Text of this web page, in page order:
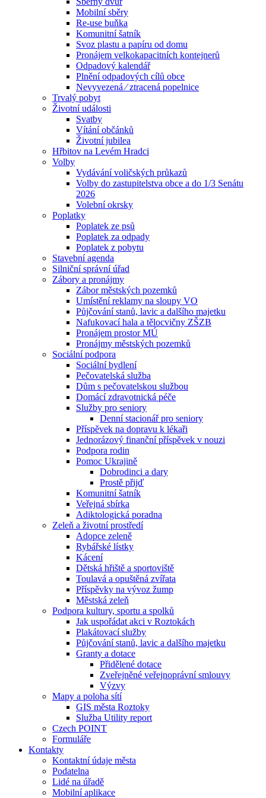
Mobilní sběry
Re-use buňka
Komunitní šatník
Svoz plastu a papíru od domu
Pronájem velkokapacitních kontejnerů
Odpadový kalendář
Plnění odpadových cílů obce
Nevyvezená ⁄ ztracená popelnice
Trvalý pobyt
Životní události
Svatby
Vítání občánků
Životní jubilea
Hřbitov na Levém Hradci
Volby
Vydávání voličských průkazů
Volby do zastupitelstva obce a do 1/3 Senátu
2026
Volební okrsky
Poplatky
Poplatek ze psů
Poplatek za odpady
Poplatek z pobytu
Stavební agenda
Silniční správní úřad
Zábory a pronájmy
Zábor městských pozemků
Umístění reklamy na sloupy VO
Půjčování stanů, lavic a dalšího majetku
Nafukovací hala a tělocvičny ZŠZB
Pronájem prostor MÚ
Pronájmy městských pozemků
Sociální podpora
Sociální bydlení
Pečovatelská služba
Dům s pečovatelskou službou
Domácí zdravotnická péče
Služby pro seniory
Denní stacionář pro seniory
Příspěvek na dopravu k lékaři
Jednorázový finanční příspěvek v nouzi
Podpora rodin
Pomoc Ukrajině
Dobrodinci a dary
Prostě přijď
Komunitní šatník
Veřejná sbírka
Adiktologická poradna
Zeleň a životní prostředí
Adopce zeleně
Rybářské lístky
Kácení
Dětská hřiště a sportoviště
Toulavá a opuštěná zvířata
Příspěvky na vývoz žump
Městská zeleň
Podpora kultury, sportu a spolků
Jak uspořádat akci v Roztokách
Plakátovací služby
Půjčování stanů, lavic a dalšího majetku
Granty a dotace
Přidělené dotace
Zveřejněné veřejnoprávní smlouvy
Výzvy
Mapy a poloha sítí
GIS města Roztoky
Služba Utility report
Czech POINT
Formuláře
Kontakty
Kontaktní údaje města
Podatelna
Lidé na úřadě
Mobilní aplikace